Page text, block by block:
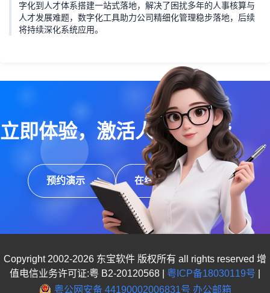
字化到人才体系搭建一站式落地，解决了困扰多年的人事核算与
人才发展难题，数字化工具助力公司精细化管理稳步落地，后续
将持续深化系统应用。
立即体验，激活人效新动能
预约演示 在线咨询
Copyright 2002-2026 东宝软件 版权所有 all rights reserved 增
值电信业务许可证:粤 B2-20120568 | 粤ICP备18030119号
粤公网安备 44190002006831号 办公邮箱